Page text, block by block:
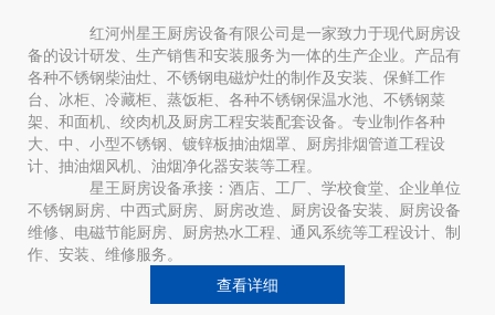
红河州星王厨房设备有限公司是一家致力于现代厨房设
备的设计研发、生产销售和安装服务为一体的生产企业。产品有
各种不锈钢柴油灶、不锈钢电磁炉灶的制作及安装、保鲜工作
台、冰柜、冷藏柜、蒸饭柜、各种不锈钢保温水池、不锈钢菜
架、和面机、绞肉机及厨房工程安装配套设备。专业制作各种
大、中、小型不锈钢、镀锌板抽油烟罩、厨房排烟管道工程设
计、抽油烟风机、油烟净化器安装等工程。
星王厨房设备承接：酒店、工厂、学校食堂、企业单位
不锈钢厨房、中西式厨房、厨房改造、厨房设备安装、厨房设备
维修、电磁节能厨房、厨房热水工程、通风系统等工程设计、制
作、安装、维修服务。
查看详细